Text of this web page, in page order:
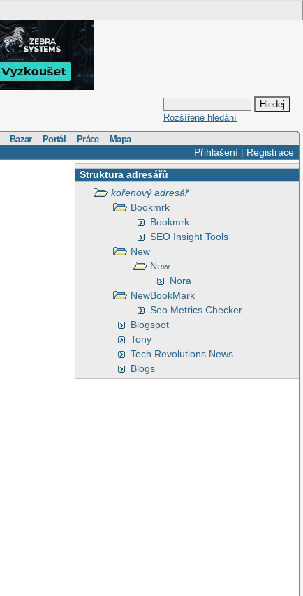
Rozšířené hledání
Bazar Portál Práce Mapa
Přihlášení| Registrace
Struktura adresářů
kořenový adresář
Bookmrk
Bookmrk
SEO Insight Tools
New
New
Nora
NewBookMark
Seo Metrics Checker
Blogspot
Tony
Tech Revolutions News
Blogs